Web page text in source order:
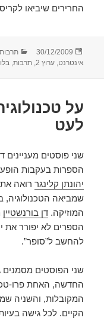
החרירים שיביאו
פורסם
בתאריך
30/12/2009 תרבות
אינטרנט ,ערוץ 2 ,תרבות
על
לעט
שני פוסטים מעניינים
הספרות בעקבות
יהונתן קלינגר רואה
שמביאה
המוזיקה.דן בורנשטיין
הספרים לא יפורר את
להחשב ל”סופר”.
שני הפוסטים מסמנים
החדשה, האחת פרו-
המקובלות, והשניה
הקיים. לכל גישה